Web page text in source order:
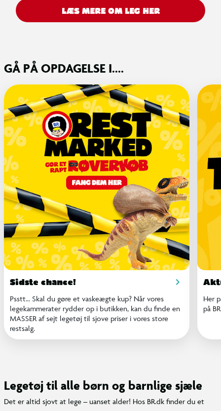
LÆS MERE OM LEG HER
GÅ PÅ OPDAGELSE I....
Sidste chance!
Psstt... Skal du gøre et vaskeægte kup? Når vores
legekammerater rydder op i butikken, kan du finde en
MASSER af sejt legetøj til sjove priser i vores store
restsalg.
Her
på
Legetøj til alle børn og barnlige sjæle
Det er altid sjovt at lege – uanset alder! Hos BR.dk finder du et